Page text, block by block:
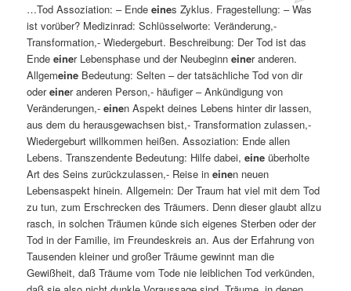
…Tod Assoziation: – Endeeines Zyklus. Fragestellung: – Was
ist vorüber? Medizinrad: Schlüsselworte: Veränderung,-
Transformation,- Wiedergeburt. Beschreibung: Der Tod ist das
Endeeiner Lebensphase und der Neubeginneiner anderen.
Allgemeine Bedeutung: Selten – der tatsächliche Tod von dir
odereiner anderen Person,- häufiger – Ankündigung von
Veränderungen,-einen Aspekt deines Lebens hinter dir lassen,
aus dem du herausgewachsen bist,- Transformation zulassen,-
Wiedergeburt willkommen heißen. Assoziation: Ende allen
Lebens. Transzendente Bedeutung: Hilfe dabei,eine überholte
Art des Seins zurückzulassen,- Reise ineinen neuen
Lebensaspekt hinein. Allgemein: Der Traum hat viel mit dem Tod
zu tun, zum Erschrecken des Träumers. Denn dieser glaubt allzu
rasch, in solchen Träumen künde sich eigenes Sterben oder der
Tod in der Familie, im Freundeskreis an. Aus der Erfahrung von
Tausenden kleiner und großer Träume gewinnt man die
Gewißheit, daß Träume vom Tode nie leiblichen Tod verkünden,